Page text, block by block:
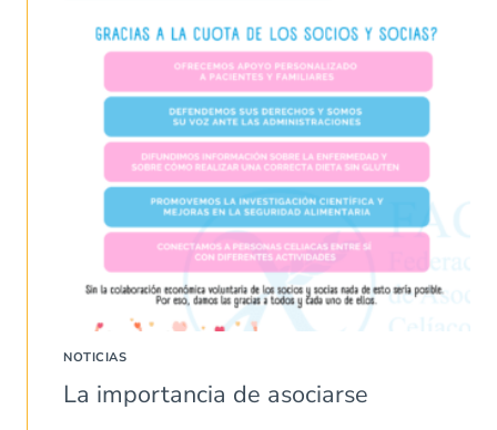
NOTICIAS
La importancia de asociarse